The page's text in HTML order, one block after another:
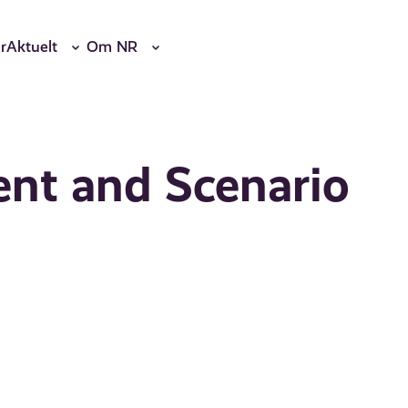
Aktuelt Om NR
and Scenario